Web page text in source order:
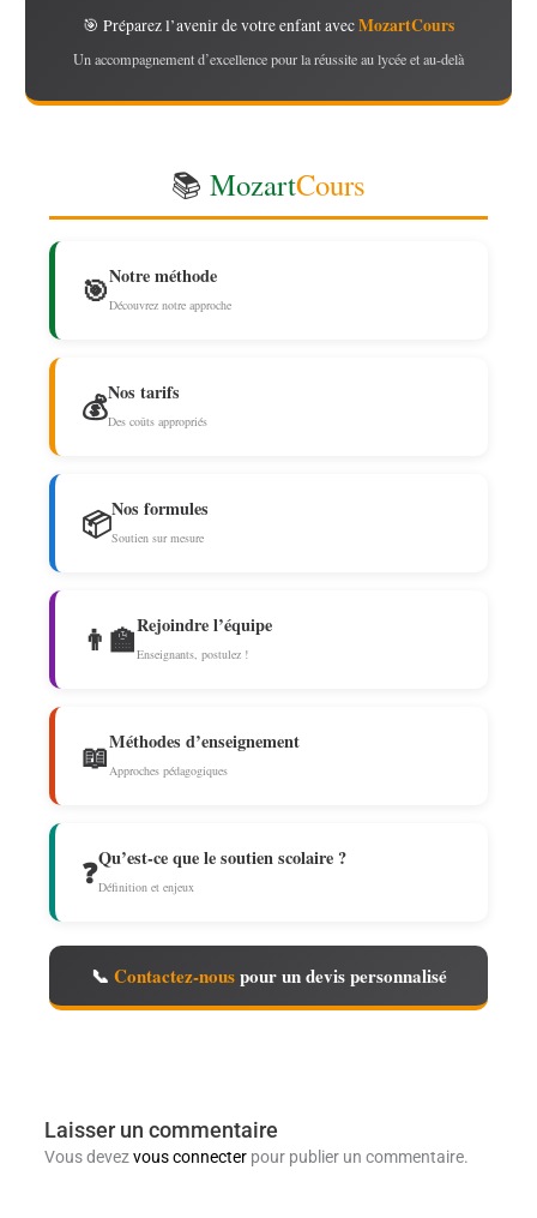
🎯 Préparez l’avenir de votre enfant avecMozartCours
Un accompagnement d’excellence pour la réussite au lycée et au-delà
📚 MozartCours
🎯Notre méthode
Découvrez notre approche
💰Nos tarifs
Des coûts appropriés
📦Nos formules
Soutien sur mesure
👨‍🏫Rejoindre l’équipe
Enseignants, postulez !
📖Méthodes d’enseignement
Approches pédagogiques
❓Qu’est-ce que le soutien scolaire ?
Définition et enjeux
📞 Contactez-nouspour un devis personnalisé
Laisser un commentaire
Vous devezvous connecterpour publier un commentaire.